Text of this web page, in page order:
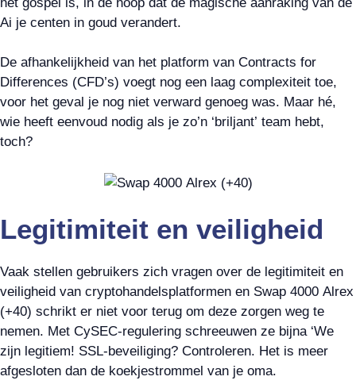
Ai je centen in goud verandert.
De afhankelijkheid van het platform van Contracts for
Differences (CFD’s) voegt nog een laag complexiteit toe,
voor het geval je nog niet verward genoeg was. Maar hé,
wie heeft eenvoud nodig als je zo’n ‘briljant’ team hebt,
toch?
Legitimiteit en veiligheid
Vaak stellen gebruikers zich vragen over de legitimiteit en
veiligheid van cryptohandelsplatformen en Swap 4000 Alrex
(+40) schrikt er niet voor terug om deze zorgen weg te
nemen. Met CySEC-regulering schreeuwen ze bijna ‘We
zijn legitiem! SSL-beveiliging? Controleren. Het is meer
afgesloten dan de koekjestrommel van je oma.